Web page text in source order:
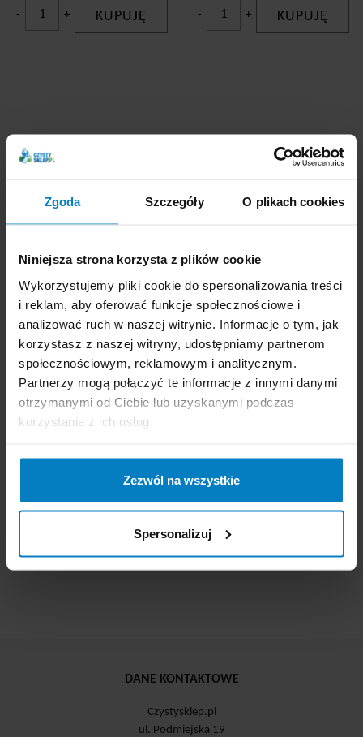
Zgoda Szczegóły O plikach cookies
Niniejsza strona korzysta z plików cookie
Wykorzystujemy pliki cookie do spersonalizowania treści
i reklam, aby oferować funkcje społecznościowe i
analizować ruch w naszej witrynie. Informacje o tym, jak
korzystasz z naszej witryny, udostępniamy partnerom
społecznościowym, reklamowym i analitycznym.
Partnerzy mogą połączyć te informacje z innymi danymi
otrzymanymi od Ciebie lub uzyskanymi podczas
korzystania z ich usług.
Zezwól na wszystkie
Spersonalizuj
- + KUPUJĘ - + KUPUJĘ
Hase stelaż mopów do
zamiatania DUST SD60
Cena brutto: 77,47
PLN
69,72 PLN
Promocja
KUPUJĘ
Hase stelaż mopów do
zamiatania DUST SD80
Cena brutto: 80,91
PLN
DANE KONTAKTOWE
Czystysklep.pl
ul. Podmiejska 19